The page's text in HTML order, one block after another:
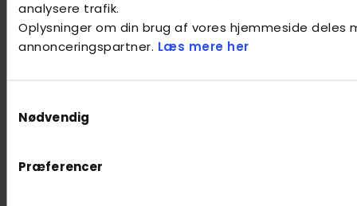
analysere trafik.
Oplysninger om din brug af vores hjemmeside deles
annonceringspartner. Læs mere her
Nødvendig
Præferencer